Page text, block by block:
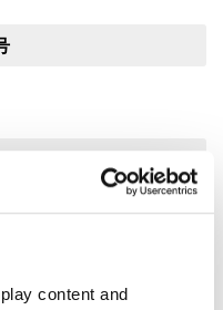
content and